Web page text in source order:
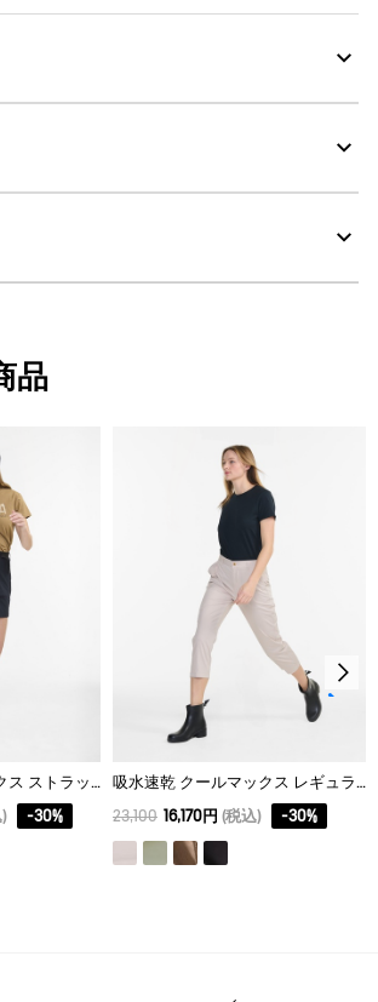
リーチ (003)
ット
36.5
37
37.5
38 44
品
吸水速乾 クールマックス ストラップショートパンツ
-30%
吸水速乾 クールマックス レギュラーフィットチノパンツ
23,100 16,170円 (税込) -30%